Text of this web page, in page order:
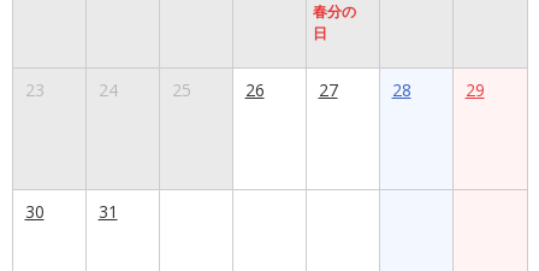
春分の
日
23 24 25 26 27 28 29
30 31